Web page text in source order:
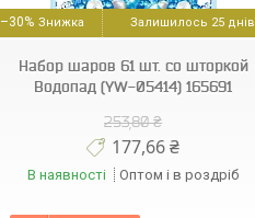
–30% Залишилось 25 днів
Набор шаров 61 шт. со шторкой
Водопад (YW-05414) 165691
253,80 ₴
177,66 ₴
В наявності Оптом і в роздріб